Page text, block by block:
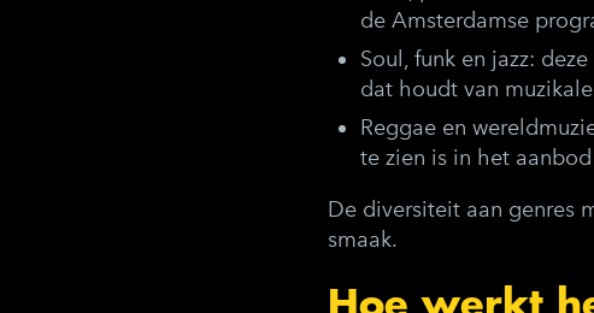
de Amsterdamse
Soul, funk en jazz:
dat houdt van
Reggae en
te zien is in het
De diversiteit aan genres
smaak.
Hoe werkt